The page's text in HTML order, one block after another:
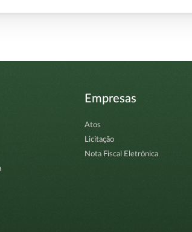
Empresas
Atos
Licitação
Nota Fiscal Eletrônica